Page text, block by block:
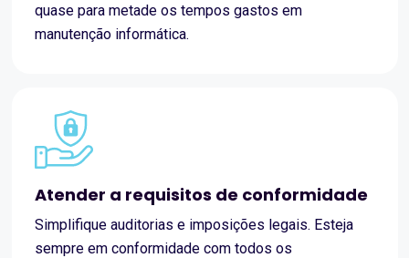
quase para metade os tempos gastos em
manutenção informática.
Atender a requisitos de conformidade
Simplifique auditorias e imposições legais. Esteja
sempre em conformidade com todos os